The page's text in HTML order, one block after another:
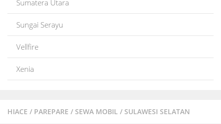
HIACE / PAREPARE / SEWA MOBIL / SULAWESI SELATAN
Sumatera Utara
Sungai Serayu
Vellfire
Xenia